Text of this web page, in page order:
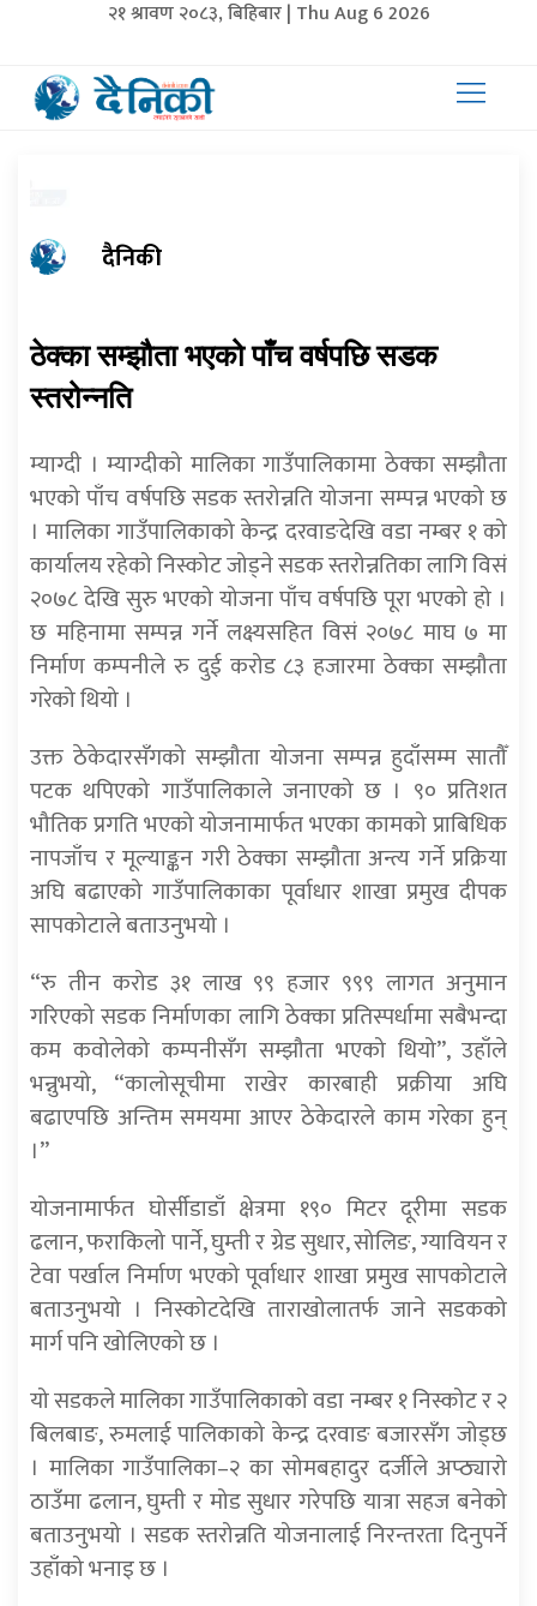
२१ श्रावण २०८३, बिहिबार | Thu Aug 6 2026
दैनिकी
ठेक्का सम्झौता भएको पाँच वर्षपछि सडक
स्तरोन्नति
म्याग्दी । म्याग्दीको मालिका गाउँपालिकामा ठेक्का सम्झौता
भएको पाँच वर्षपछि सडक स्तरोन्नति योजना सम्पन्न भएको छ
। मालिका गाउँपालिकाको केन्द्र दरवाङदेखि वडा नम्बर १ को
कार्यालय रहेको निस्कोट जोड्ने सडक स्तरोन्नतिका लागि विसं
२०७८ देखि सुरु भएको योजना पाँच वर्षपछि पूरा भएको हो ।
छ महिनामा सम्पन्न गर्ने लक्ष्यसहित विसं २०७८ माघ ७ मा
निर्माण कम्पनीले रु दुई करोड ८३ हजारमा ठेक्का सम्झौता
गरेको थियो ।
उक्त ठेकेदारसँगको सम्झौता योजना सम्पन्न हुदाँसम्म सातौँ
पटक थपिएको गाउँपालिकाले जनाएको छ । ९० प्रतिशत
भौतिक प्रगति भएको योजनामार्फत भएका कामको प्राबिधिक
नापजाँच र मूल्याङ्कन गरी ठेक्का सम्झौता अन्त्य गर्ने प्रक्रिया
अघि बढाएको गाउँपालिकाका पूर्वाधार शाखा प्रमुख दीपक
सापकोटाले बताउनुभयो ।
“रु तीन करोड ३१ लाख ९९ हजार ९९९ लागत अनुमान
गरिएको सडक निर्माणका लागि ठेक्का प्रतिस्पर्धामा सबैभन्दा
कम कवोलेको कम्पनीसँग सम्झौता भएको थियो”, उहाँले
भन्नुभयो, “कालोसूचीमा राखेर कारबाही प्रक्रीया अघि
बढाएपछि अन्तिम समयमा आएर ठेकेदारले काम गरेका हुन्
।”
योजनामार्फत घोर्सीडाडाँ क्षेत्रमा १९० मिटर दूरीमा सडक
ढलान, फराकिलो पार्ने, घुम्ती र ग्रेड सुधार, सोलिङ, ग्यावियन र
टेवा पर्खाल निर्माण भएको पूर्वाधार शाखा प्रमुख सापकोटाले
बताउनुभयो । निस्कोटदेखि ताराखोलातर्फ जाने सडकको
मार्ग पनि खोलिएको छ ।
यो सडकले मालिका गाउँपालिकाको वडा नम्बर १ निस्कोट र २
बिलबाङ, रुमलाई पालिकाको केन्द्र दरवाङ बजारसँग जोड्छ
। मालिका गाउँपालिका–२ का सोमबहादुर दर्जीले अप्ठ्यारो
ठाउँमा ढलान, घुम्ती र मोड सुधार गरेपछि यात्रा सहज बनेको
बताउनुभयो । सडक स्तरोन्नति योजनालाई निरन्तरता दिनुपर्ने
उहाँको भनाइ छ ।